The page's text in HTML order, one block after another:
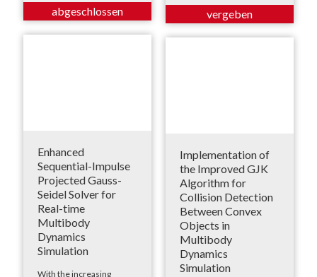
Enhanced
Sequential-Impulse
Projected Gauss-
Seidel Solver for
Real-time
Multibody
Dynamics
Simulation
With the increasing
Implementation of
the Improved GJK
Algorithm for
Collision Detection
Between Convex
Objects in
Multibody
Dynamics
Simulation